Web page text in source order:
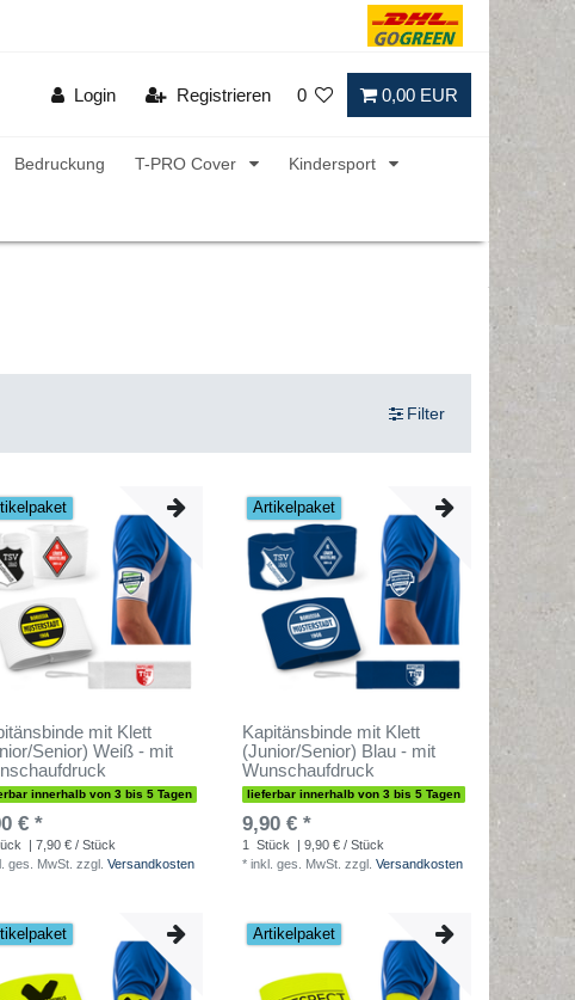
Login Registrieren 0 0,00 EUR
Bedruckung T-PRO Cover Kindersport
Filter
mit Klett
Senior) Weiß - mit
innerhalb von 3 bis 5 Tagen
€ *
| 7,90 € / Stück
ges. MwSt. zzgl. Versandkosten
Artikelpaket
Kapitänsbinde mit Klett
(Junior/Senior) Blau - mit
Wunschaufdruck
lieferbar innerhalb von 3 bis 5 Tagen
9,90 € *
1 Stück
| 9,90 € / Stück
* inkl. ges. MwSt. zzgl. Versandkosten
Artikelpaket